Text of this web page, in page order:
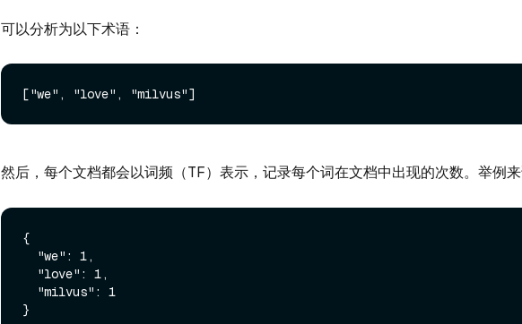
可以分析为以下术语：
然后，每个文档都会以词频（TF）表示，记录每个词在文档中出现的次数。举例
{